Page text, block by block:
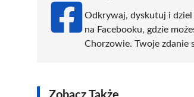
Odkrywaj, dyskutuj i dziel
na Facebooku, gdzie
Chorzowie. Twoje zdanie